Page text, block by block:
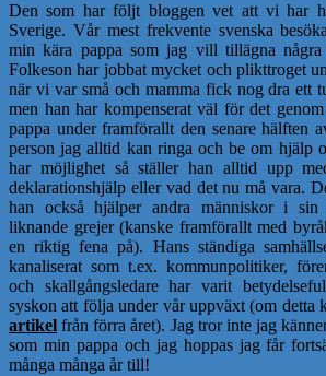
Den som har följt bloggen vet att vi har
Sverige. Vår mest frekvente svenska
min kära pappa som jag vill tillägna några
Folkeson har jobbat mycket och plikttroget
när vi var små och mamma fick nog dra ett
men han har kompenserat väl för det
pappa under framförallt den senare hälften
person jag alltid kan ringa och be om hjälp
har möjlighet så ställer han alltid upp
deklarationshjälp eller vad det nu må vara.
han också hjälper andra människor i sin
liknande grejer (kanske framförallt med
en riktig fena på). Hans ständiga
kanaliserat som t.ex. kommunpolitiker,
och skallgångsledare har varit
syskon att följa under vår uppväxt (om detta
artikel från förra året). Jag tror inte jag
som min pappa och jag hoppas jag får
många många år till!